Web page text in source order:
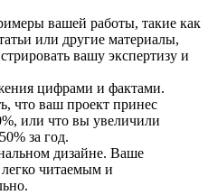
вашей работы, такие как
или другие материалы,
вашу экспертизу и
цифрами и фактами.
что ваш проект принес
или что вы увеличили
за год.
дизайне. Ваше
читаемым и